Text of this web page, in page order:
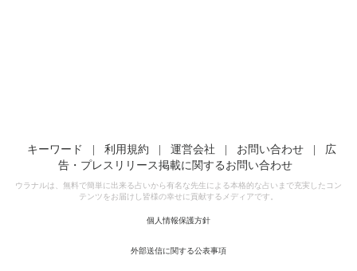
キーワード | 利用規約 | 運営会社 | お問い合わせ |
広
告・プレスリリース掲載に関するお問い合わせ
ウラナルは、無料で簡単に出来る占いから有名な先生による本格的な占いまで充実したコン
テンツをお届けし皆様の幸せに貢献するメディアです。
個人情報保護方針
外部送信に関する公表事項